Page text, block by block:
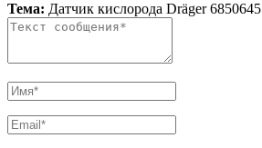
Тема: Датчик кислорода Dräger 6850645